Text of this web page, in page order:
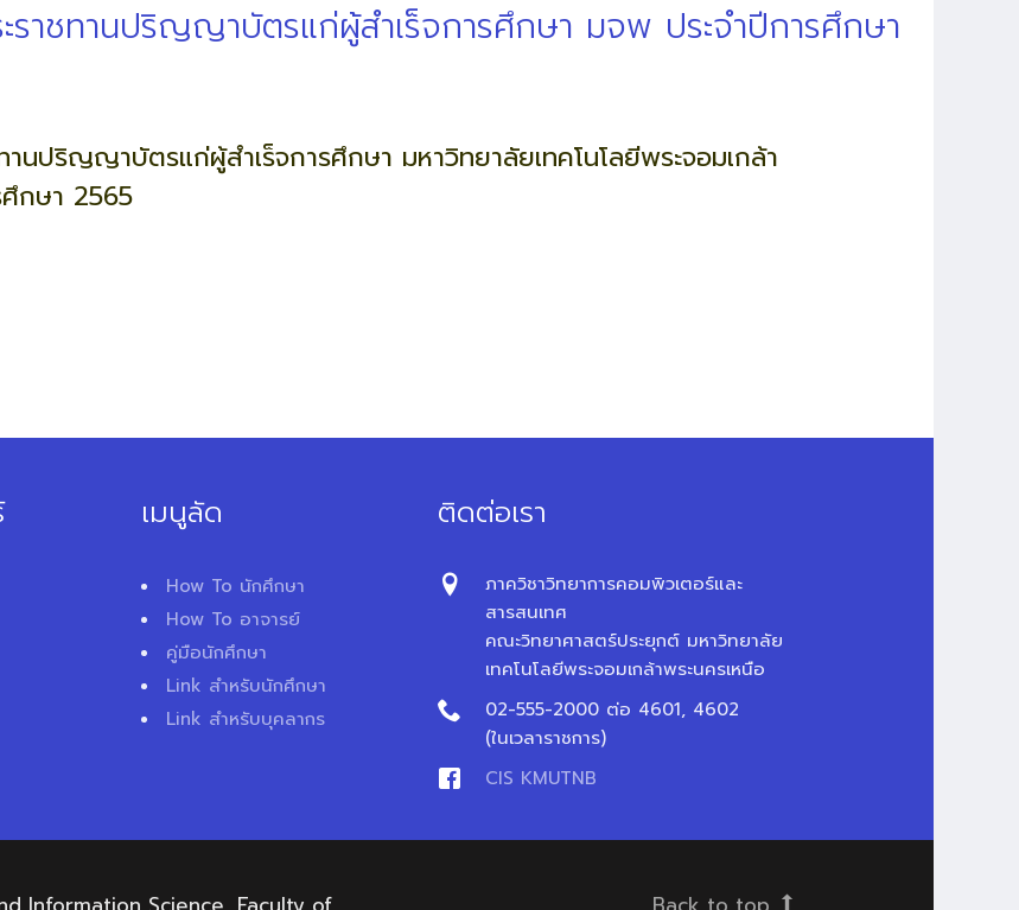
ราชทานปริญญาบัตรแก่ผู้สำเร็จการศึกษา มจพ ประจำปีการศึกษา
นปริญญาบัตรแก่ผู้สำเร็จการศึกษา มหาวิทยาลัยเทคโนโลยีพระจอมเกล้า
ศึกษา 2565
เมนูลัด
How To นักศึกษา
How To อาจารย์
คู่มือนักศึกษา
Link สำหรับนักศึกษา
Link สำหรับบุคลากร
ติดต่อเรา
ภาควิชาวิทยาการคอมพิวเตอร์และ
สารสนเทศ
คณะวิทยาศาสตร์ประยุกต์ มหาวิทยาลัย
เทคโนโลยีพระจอมเกล้าพระนครเหนือ
02-555-2000 ต่อ 4601, 4602
(ในเวลาราชการ)
CIS KMUTNB